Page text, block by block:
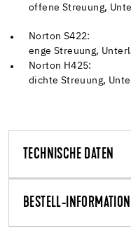
offene Streuung,
Norton S422:
enge Streuung,
Norton H425:
dichte Streuung,
TECHNISCHE DATEN
BESTELL-